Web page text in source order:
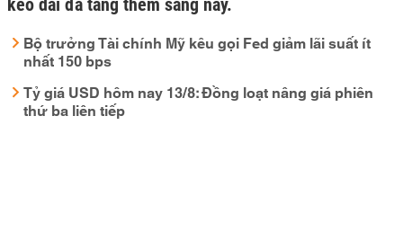
Bộ trưởng Tài chính Mỹ kêu gọi Fed giảm lãi suất ít
nhất 150 bps
Tỷ giá USD hôm nay 13/8: Đồng loạt nâng giá phiên
thứ ba liên tiếp